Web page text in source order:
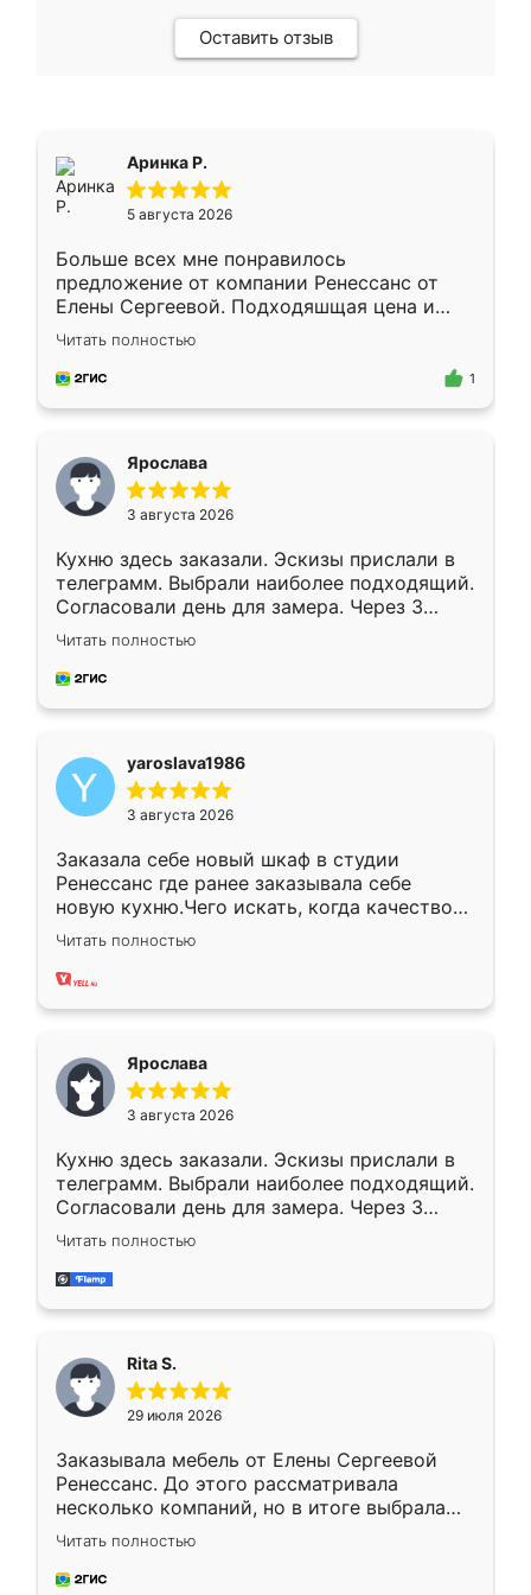
Оставить отзыв
Аринка Р.
5 августа 2026
Больше всех мне понравилось
предложение от компании Ренессанс от
Елены Сергеевой. Подходяшщая цена и
короткие сроки изготовления. Приехавший
для замера сотрудник Владислав
предложил по моему эскизу самый
Читать полностью
1
Ярослава
3 августа 2026
Кухню здесь заказали. Эскизы прислали в
телеграмм. Выбрали наиболее подходящий.
Согласовали день для замера. Через 3
недели кухня была уже готова. Остались
довольны работой. Спасибо Ренессанс
мебель за качественную работу!
Читать полностью
yaroslava1986
3 августа 2026
Заказала себе новый шкаф в студии
Ренессанс где ранее заказывала себе
новую кухню.Чего искать, когда качеством
вполне довольна. Служит кухня уже почти
два года, нареканий нет.
Читать полностью
Ярослава
3 августа 2026
Кухню здесь заказали. Эскизы прислали в
телеграмм. Выбрали наиболее подходящий.
Согласовали день для замера. Через 3
недели кухня была уже готова. Остались
довольны работой. Спасибо Ренессанс
мебель за качественную работу!
Читать полностью
Rita S.
29 июля 2026
Заказывала мебель от Елены Сергеевой
Ренессанс. До этого рассматривала
несколько компаний, но в итоге выбрала
эту. Сначала обговорили условия, потом
приехал замерщик, всё спокойно объяснил
и снял размеры. Изготовили в срок, с
Читать полностью